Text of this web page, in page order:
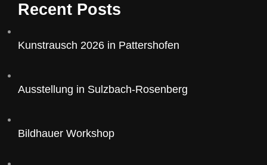
Recent Posts
Kunstrausch 2026 in Pattershofen
Ausstellung in Sulzbach-Rosenberg
Bildhauer Workshop